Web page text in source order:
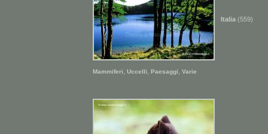
Italia (559)
Mammiferi Uccelli Paesaggi Varie